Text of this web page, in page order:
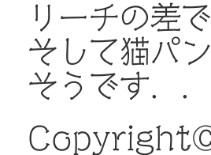
リーチの差
そして猫パ
そうです．